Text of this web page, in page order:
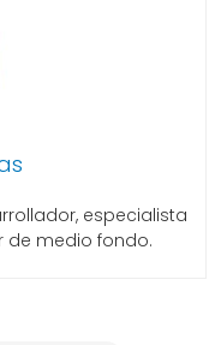
especialista
de medio fondo.